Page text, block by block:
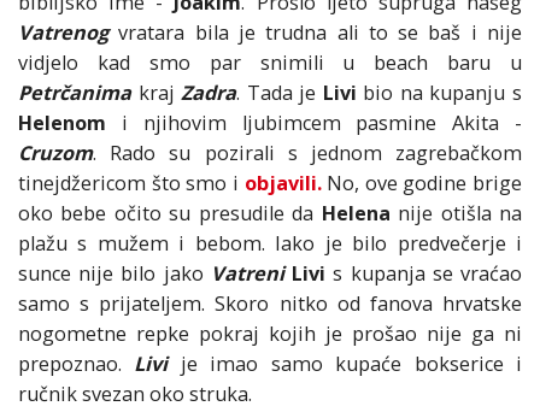
Vatrenogvratara bila je trudna ali to se baš i nije
vidjelo kad smo par snimili u beach baru u
PetrčanimakrajZadra. Tada je Livi bio na kupanju s
Helenom i njihovim ljubimcem pasmine Akita -
Cruzom. Rado su pozirali s jednom zagrebačkom
tinejdžericom što smo i objavili. No, ove godine brige
oko bebe očito su presudile da Helena nije otišla na
plažu s mužem i bebom. Iako je bilo predvečerje i
sunce nije bilo jako Vatreni Livis kupanja se vraćao
samo s prijateljem. Skoro nitko od fanova hrvatske
nogometne repke pokraj kojih je prošao nije ga ni
prepoznao. Livije imao samo kupaće bokserice i
ručnik svezan oko struka.